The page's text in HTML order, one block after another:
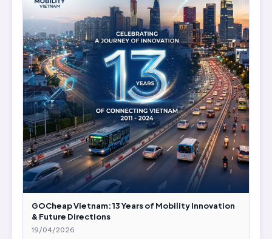
GOCheap Vietnam: 13 Years of Mobility Innovation
& Future Directions
19/04/2026